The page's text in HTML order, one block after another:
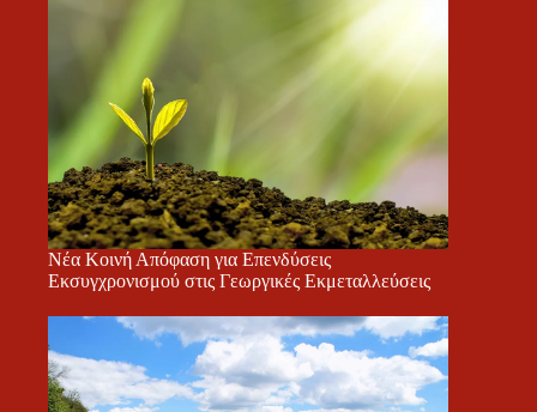
Νέα Κοινή Απόφαση για Επενδύσεις
Εκσυγχρονισμού στις Γεωργικές Εκμεταλλεύσεις